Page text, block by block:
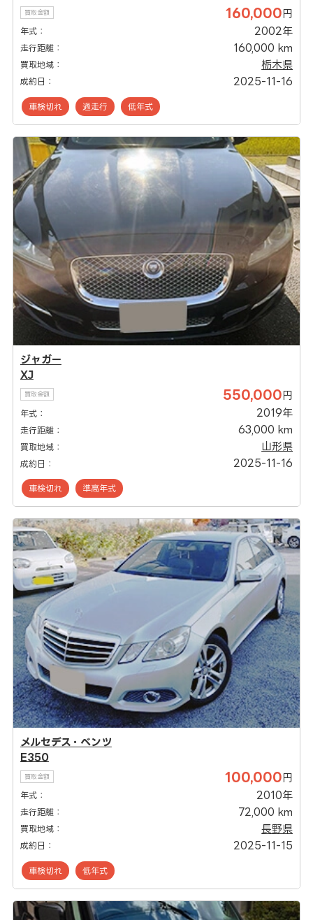
買取金額 160,000 円
年式： 2002年
走行距離： 160,000 km
買取地域： 栃木県
成約日： 2025-11-16
車検切れ 過走行 低年式
ジャガー
XJ
買取金額 550,000 円
年式： 2019年
走行距離： 63,000 km
買取地域： 山形県
成約日： 2025-11-16
車検切れ 準高年式
メルセデス・ベンツ
E350
買取金額 100,000 円
年式： 2010年
走行距離： 72,000 km
買取地域： 長野県
成約日： 2025-11-15
車検切れ 低年式